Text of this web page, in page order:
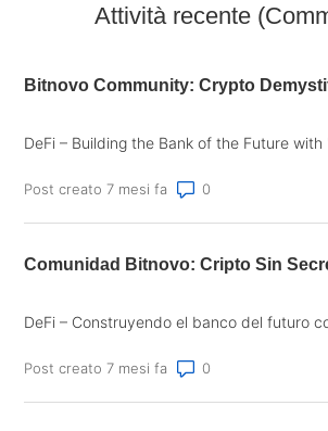
Attività recente
Bitnovo Community: Crypto
DeFi – Building the Bank of the Future
Post creato 7 mesi fa
Comunidad Bitnovo: Cripto Sin
DeFi – Construyendo el banco del futuro
Post creato 7 mesi fa